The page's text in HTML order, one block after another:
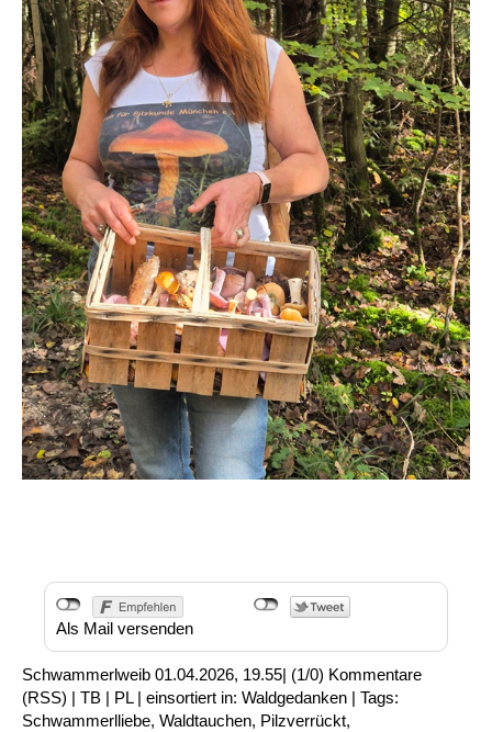
Als Mail versenden
Schwammerlweib 01.04.2026, 19.55| (1/0) Kommentare
(RSS) | TB | PL| einsortiert in: Waldgedanken | Tags:
Schwammerlliebe, Waldtauchen, Pilzverrückt,